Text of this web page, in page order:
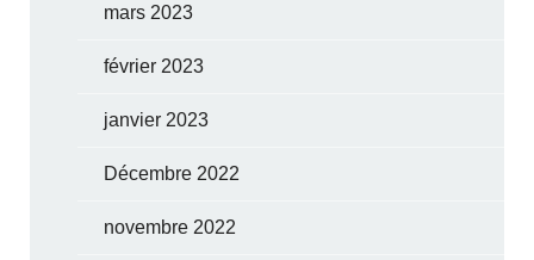
mars 2023
février 2023
janvier 2023
Décembre 2022
novembre 2022